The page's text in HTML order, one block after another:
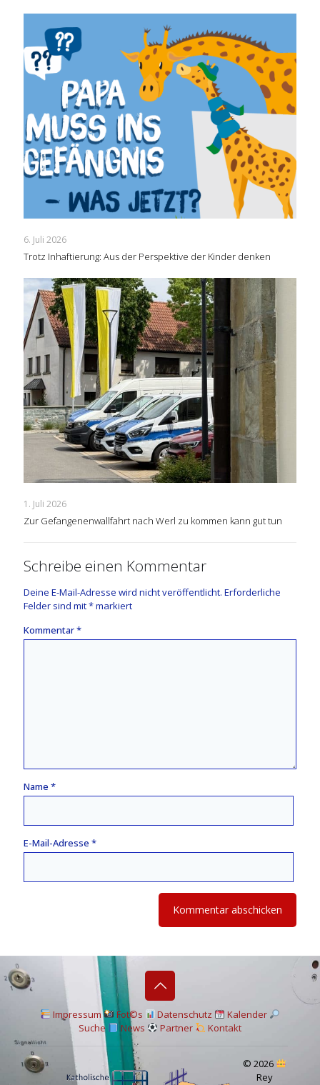
6. Juli 2026
Trotz Inhaftierung: Aus der Perspektive der Kinder denken
1. Juli 2026
Zur Gefangenenwallfahrt nach Werl zu kommen kann gut tun
Schreibe einen Kommentar
Deine E-Mail-Adresse wird nicht veröffentlicht. Erforderliche
Felder sind mit*markiert
Kommentar*
Name *
E-Mail-Adresse *
Impressum Fot©s Datenschutz
Kalender
Suche
News Partner Kontakt
© 2026
Rey